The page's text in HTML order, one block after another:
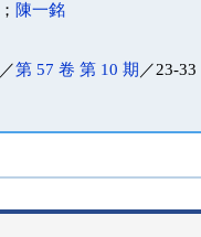
； 陳一銘
／第 57 卷 第 10 期 ／23-33